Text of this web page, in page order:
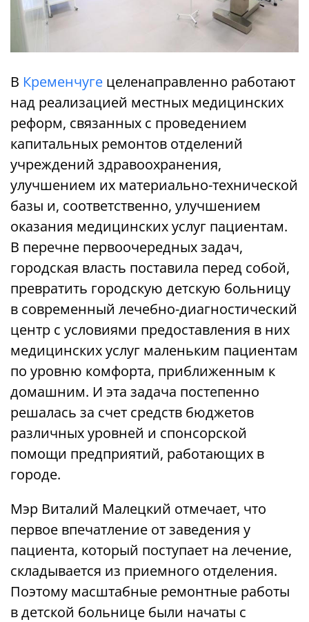
В Кременчуге целенаправленно работают
над реализацией местных медицинских
реформ, связанных с проведением
капитальных ремонтов отделений
учреждений здравоохранения,
улучшением их материально-технической
базы и, соответственно, улучшением
оказания медицинских услуг пациентам.
В перечне первоочередных задач,
городская власть поставила перед собой,
превратить городскую детскую больницу
в современный лечебно-диагностический
центр с условиями предоставления в них
медицинских услуг маленьким пациентам
по уровню комфорта, приближенным к
домашним. И эта задача постепенно
решалась за счет средств бюджетов
различных уровней и спонсорской
помощи предприятий, работающих в
городе.
Мэр Виталий Малецкий отмечает, что
первое впечатление от заведения у
пациента, который поступает на лечение,
складывается из приемного отделения.
Поэтому масштабные ремонтные работы
в детской больнице были начаты с